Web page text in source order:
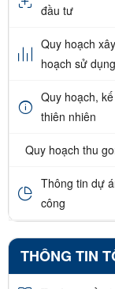
đầu tư
Quy hoạch
hoạch sử
Quy hoạch,
thiên nhiên
Quy hoạch thu
Thông tin dự
công
THÔNG TIN